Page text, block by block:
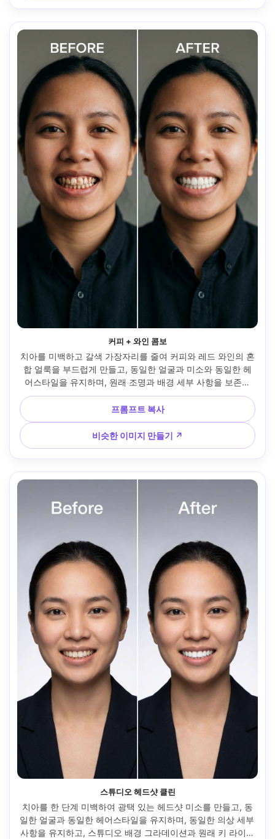
커피 + 와인 콤보
치아를 미백하고 갈색 가장자리를 줄여 커피와 레드 와인의 혼
합 얼룩을 부드럽게 만들고, 동일한 얼굴과 미소와 동일한 헤
어스타일을 유지하며, 원래 조명과 배경 세부 사항을 보존하
고, 치아 가장자리를 명확하고 사실적으로 유지합니다 --ar
4:5
프롬프트 복사
비슷한 이미지 만들기 ↗
스튜디오 헤드샷 클린
치아를 한 단계 미백하여 광택 있는 헤드샷 미소를 만들고, 동
일한 얼굴과 동일한 헤어스타일을 유지하며, 동일한 의상 세부
사항을 유지하고, 스튜디오 배경 그라데이션과 원래 키 라이트